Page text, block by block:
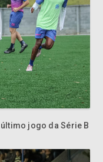
jogo da Série B